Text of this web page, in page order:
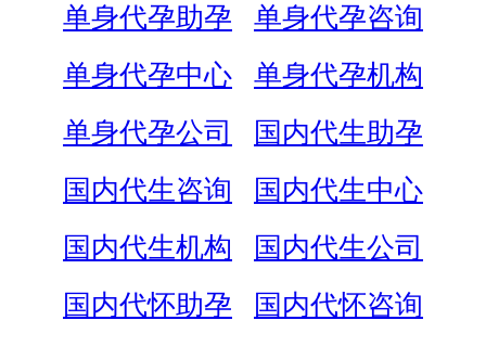
单身代孕助孕
单身代孕咨询
单身代孕中心
单身代孕机构
单身代孕公司
国内代生助孕
国内代生咨询
国内代生中心
国内代生机构
国内代生公司
国内代怀助孕
国内代怀咨询